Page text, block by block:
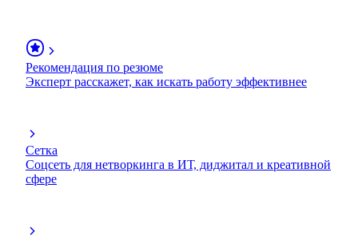
Рекомендация по резюме
Эксперт расскажет, как искать работу эффективнее
Сетка
Соцсеть для нетворкинга в ИТ, диджитал и креативной
сфере